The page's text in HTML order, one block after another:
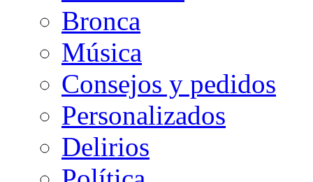
Bronca
Música
Consejos y pedidos
Personalizados
Delirios